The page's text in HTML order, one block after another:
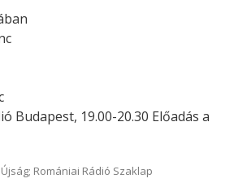
Budapest, 19.00-20.30 Előadás a
Romániai Rádió Szaklap